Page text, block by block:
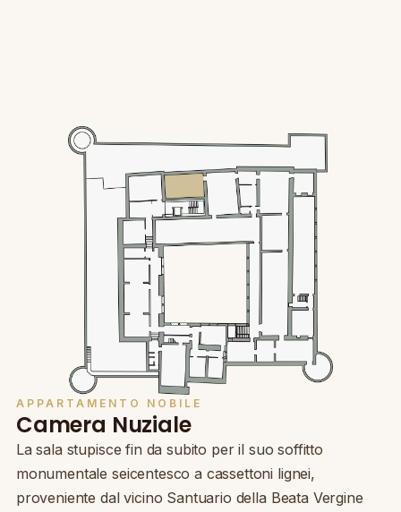
APPARTAMENTO NOBILE
Camera Nuziale
La sala stupisce fin da subito per il suo soffitto
monumentale seicentesco a cassettoni lignei,
proveniente dal vicino Santuario della Beata Vergine